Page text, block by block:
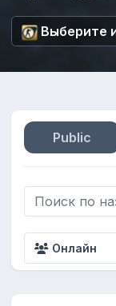
Public
Онлайн